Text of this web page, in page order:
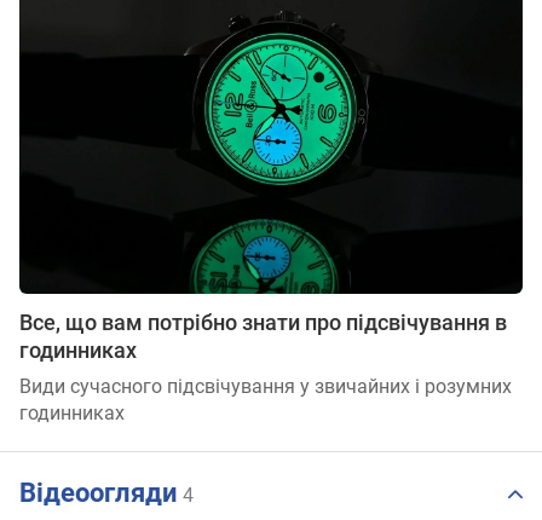
Все, що вам потрібно знати про підсвічування в
годинниках
Види сучасного підсвічування у звичайних і розумних
годинниках
Відеоогляди 4